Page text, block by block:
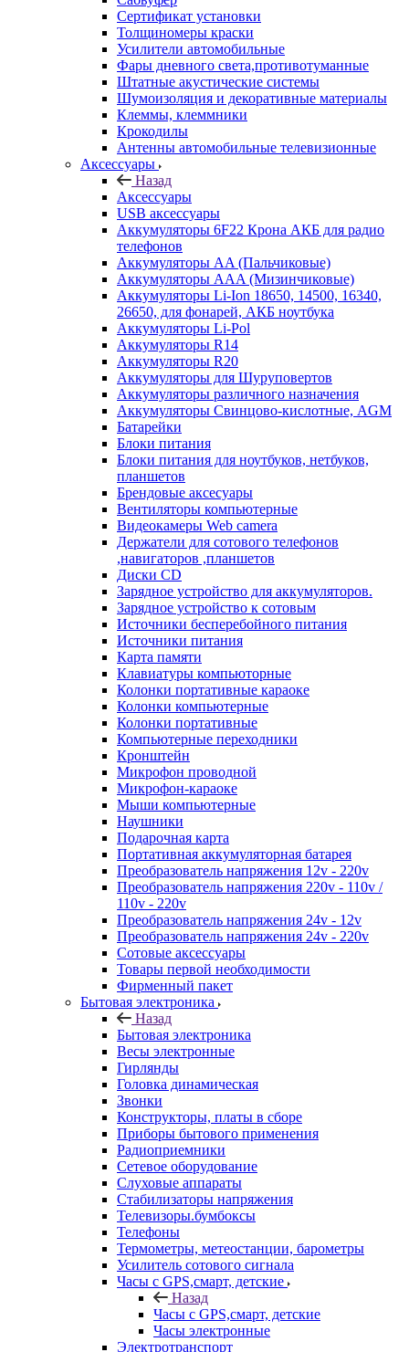
Сертификат установки
Толщиномеры краски
Усилители автомобильные
Фары дневного света,противотуманные
Штатные акустические системы
Шумоизоляция и декоративные материалы
Клеммы, клеммники
Крокодилы
Антенны автомобильные телевизионные
Аксессуары
Назад
Аксессуары
USB аксессуары
Аккумуляторы 6F22 Крона АКБ для радио
телефонов
Аккумуляторы AA (Пальчиковые)
Аккумуляторы AAA (Мизинчиковые)
Аккумуляторы Li-Ion 18650, 14500, 16340,
26650, для фонарей, АКБ ноутбука
Аккумуляторы Li-Pol
Аккумуляторы R14
Аккумуляторы R20
Аккумуляторы для Шуруповертов
Аккумуляторы различного назначения
Аккумуляторы Свинцово-кислотные, AGM
Батарейки
Блоки питания
Блоки питания для ноутбуков, нетбуков,
планшетов
Брендовые аксесуары
Вентиляторы компьютерные
Видеокамеры Web camera
Держатели для сотового телефонов
,навигаторов ,планшетов
Диски CD
Зарядное устройство для аккумуляторов.
Зарядное устройство к сотовым
Источники бесперебойного питания
Источники питания
Карта памяти
Клавиатуры компьюторные
Колонки портативные караоке
Колонки компьютерные
Колонки портативные
Компьютерные переходники
Кронштейн
Микрофон проводной
Микрофон-караоке
Мыши компьютерные
Наушники
Подарочная карта
Портативная аккумуляторная батарея
Преобразователь напряжения 12v - 220v
Преобразователь напряжения 220v - 110v /
110v - 220v
Преобразователь напряжения 24v - 12v
Преобразователь напряжения 24v - 220v
Сотовые аксессуары
Товары первой необходимости
Фирменный пакет
Бытовая электроника
Назад
Бытовая электроника
Весы электронные
Гирлянды
Головка динамическая
Звонки
Конструкторы, платы в сборе
Приборы бытового применения
Радиоприемники
Сетевое оборудование
Слуховые аппараты
Стабилизаторы напряжения
Телевизоры.бумбоксы
Телефоны
Термометры, метеостанции, барометры
Усилитель сотового сигнала
Часы с GPS,смарт, детские
Назад
Часы с GPS,смарт, детские
Часы электронные
Электротранспорт